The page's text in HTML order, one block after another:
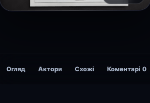
Огляд Актори Схожі Коментарі 0